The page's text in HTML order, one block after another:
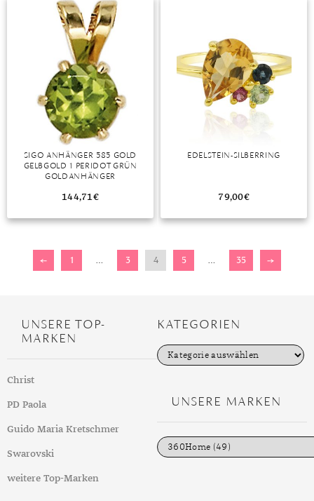
SIGO ANHÄNGER 585 GOLD
GELBGOLD 1 PERIDOT GRÜN
GOLDANHÄNGER
144,71€
EDELSTEIN-SILBERRING
79,00€
← 1 … 3 4 5 … 35 →
UNSERE TOP-
MARKEN
Christ
PD Paola
Guido Maria Kretschmer
Swarovski
weitere Top-Marken
KATEGORIEN
K
a
e
n
UNSERE MARKEN